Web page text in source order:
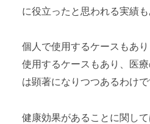
に役立ったと思われる実績も
個人で使用するケースもあ
使用するケースもあり、医
は顕著になりつつあるわけで
健康効果があることに関し